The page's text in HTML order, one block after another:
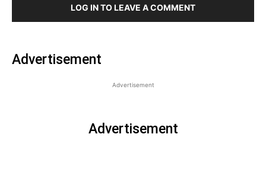
LOG IN TO LEAVE A COMMENT
Advertisement
Advertisement
Advertisement